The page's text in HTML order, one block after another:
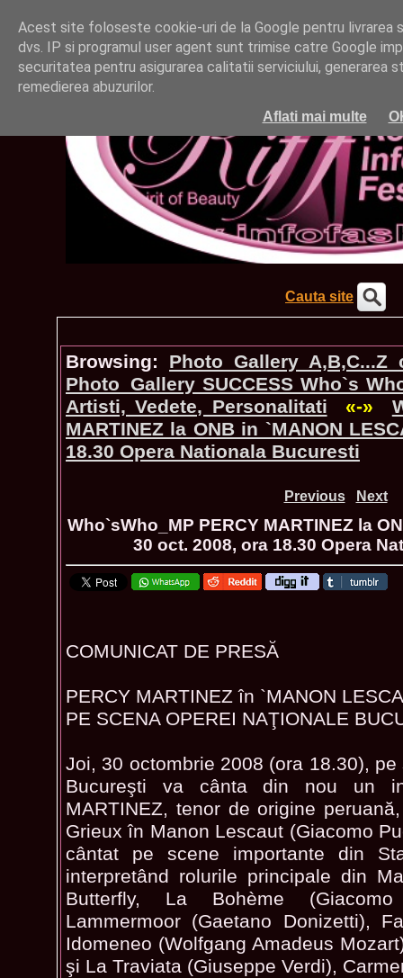
Acest site foloseste cookie-uri de la Google pentru livrarea
dvs. IP si programul user agent sunt trimise catre Google
securitatea pentru asigurarea calitatii serviciului, generarea
remedierea abuzurilor.
Aflati mai multe
Cauta site
Browsing:
Photo_Gallery
Photo_Gallery SUCCESS Who`s
Artisti, Vedete, Personalitati
«-»
MARTINEZ la ONB in `MANON
18.30 Opera Nationala Bucuresti
Previous Next
Who`sWho_MP PERCY MARTINEZ la
30 oct. 2008, ora 18.30 Opera
COMUNICAT DE PRESĂ
PERCY MARTINEZ în `MANON
PE SCENA OPEREI NAŢIONALE
Joi, 30 octombrie 2008 (ora 18.30),
Bucureşti va cânta din nou un
MARTINEZ, tenor de origine
Grieux în Manon Lescaut (Giacomo
cântat pe scene importante din
interpretând rolurile principale din
Butterfly, La Bohème
Lammermoor (Gaetano Donizetti),
Idomeneo (Wolfgang Amadeus
şi La Traviata (Giuseppe Verdi),